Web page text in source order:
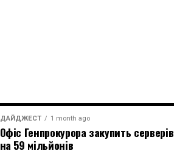
ДАЙДЖЕСТ 1 month ago
Офіс Генпрокурора закупить серверів
на 59 мільйонів